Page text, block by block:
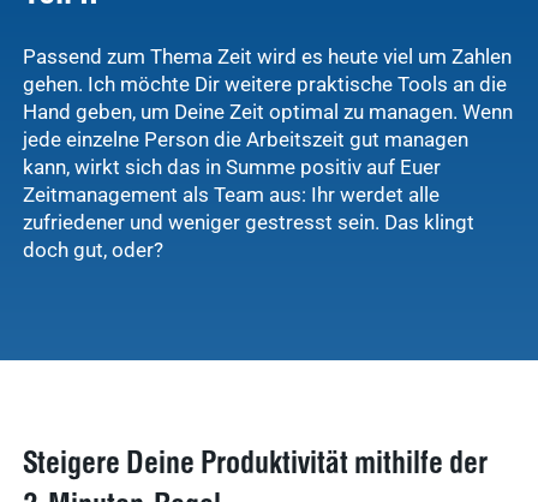
Passend zum Thema Zeit wird es heute viel um Zahlen
gehen. Ich möchte Dir weitere praktische Tools an die
Hand geben, um Deine Zeit optimal zu managen. Wenn
jede einzelne Person die Arbeitszeit gut managen
kann, wirkt sich das in Summe positiv auf Euer
Zeitmanagement als Team aus: Ihr werdet alle
zufriedener und weniger gestresst sein. Das klingt
doch gut, oder?
Steigere Deine Produktivität mithilfe der